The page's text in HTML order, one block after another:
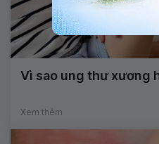
Vì sao ung thư xương
Xem thêm